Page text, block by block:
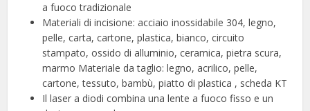
a fuoco tradizionale
Materiali di incisione: acciaio inossidabile 304, legno,
pelle, carta, cartone, plastica, bianco, circuito
stampato, ossido di alluminio, ceramica, pietra scura,
marmo Materiale da taglio: legno, acrilico, pelle,
cartone, tessuto, bambù, piatto di plastica , scheda KT
Il laser a diodi combina una lente a fuoco fisso e un